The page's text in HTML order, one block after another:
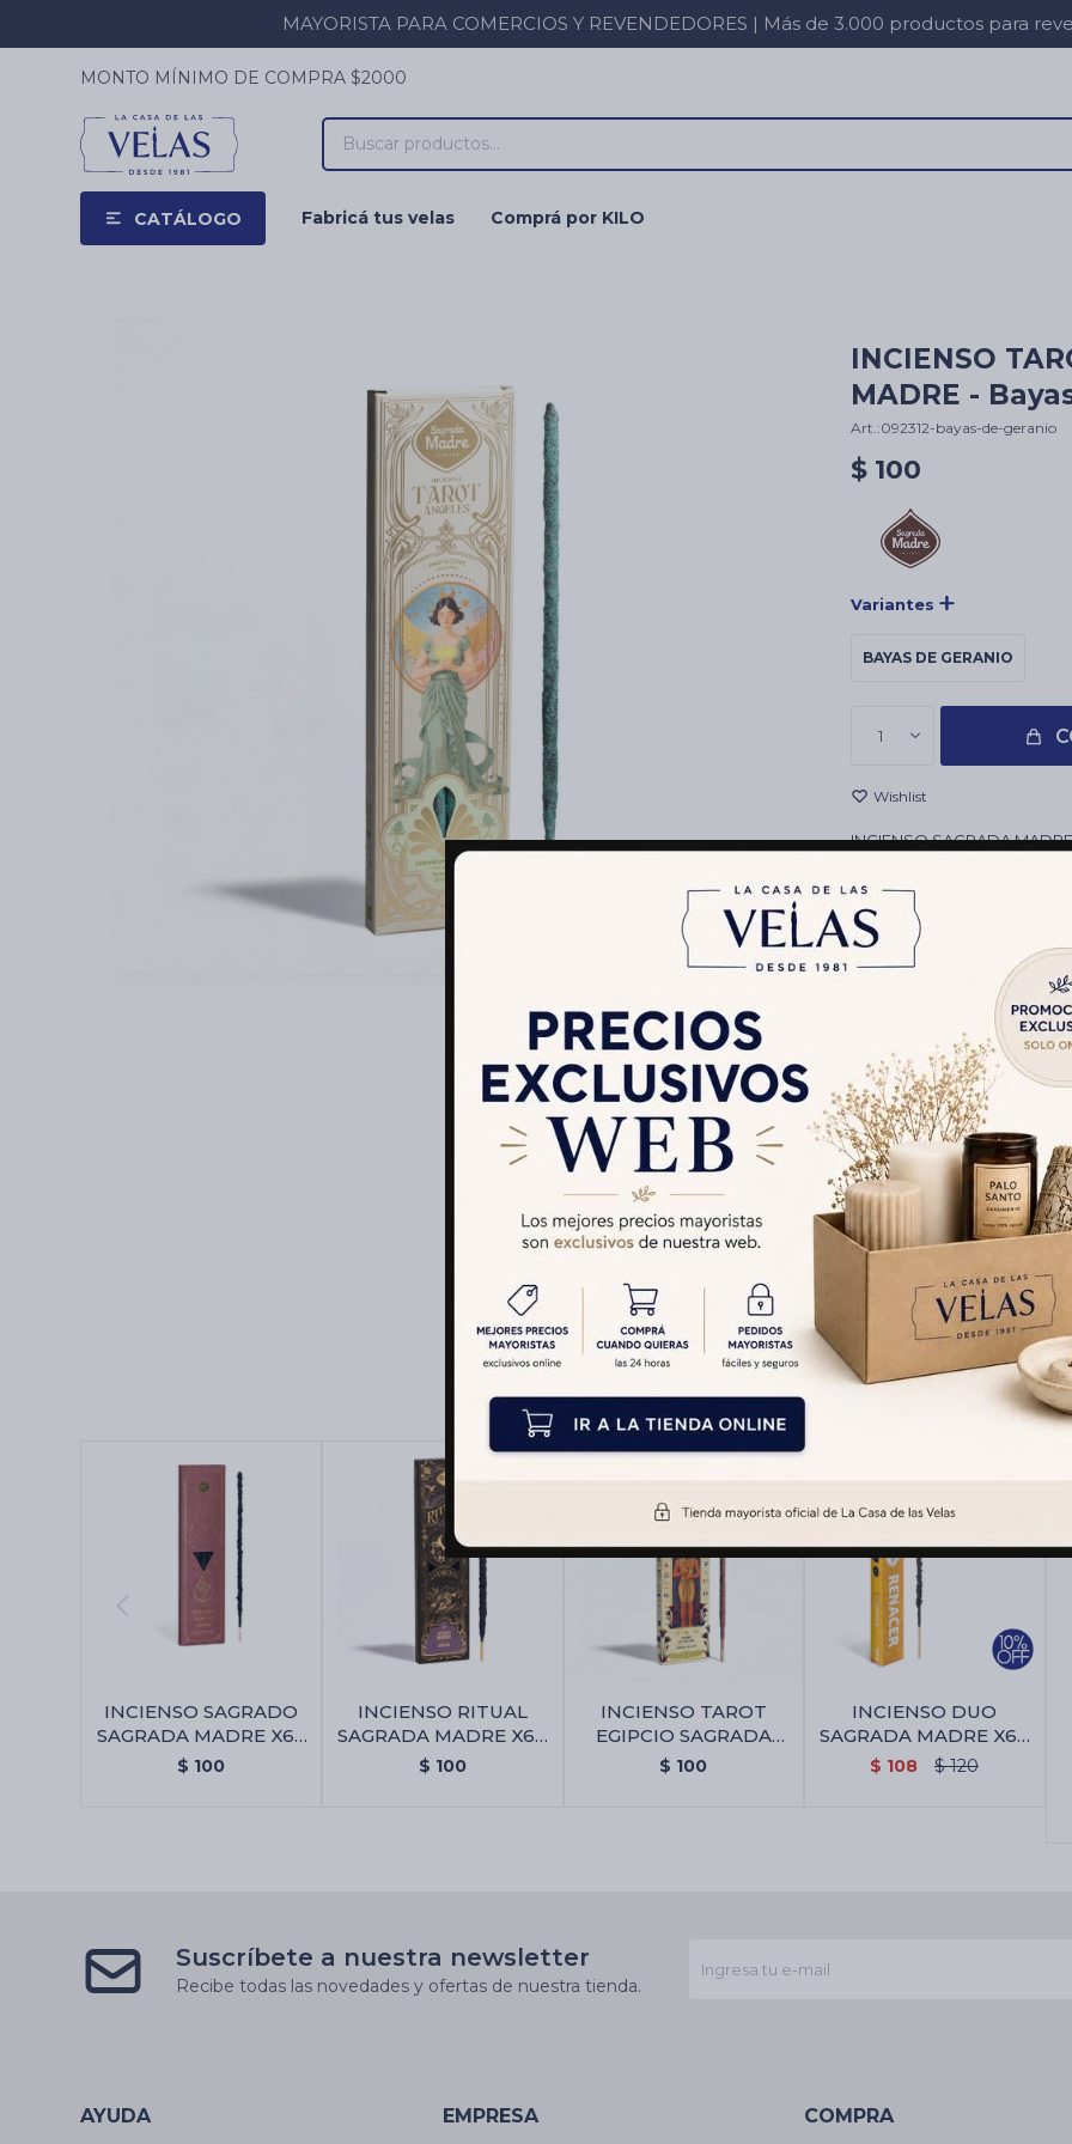
MAYORISTA PARA COMERCIOS Y REVENDEDORES | Más de 3.000 productos para
CATÁLOGO Fabricá tus velas Comprá por KILO
MONTO MÍNIMO DE COMPRA $2000
INCIENSO
MADRE -
092312-bayas-de-geranio
$ 100
Variantes
BAYAS DE GERANIO
1
INCIENSO SAGRADA
CONTIENE 6 VARITAS
Cambios y
Medios de pago
Productos que te pueden interesar
INCIENSO SAGRADO
SAGRADA MADRE X6 -
Amor Eterno
$ 100
INCIENSO RITUAL
SAGRADA MADRE X6 -
Abundancia
$ 100
INCIENSO TAROT
EGIPCIO SAGRADA
MADRE - Ambar De
$ 100
INCIENSO DUO
SAGRADA MADRE X6 -
7 Poderes/renacer
$ 108 $ 120
Suscríbete a nuestra newsletter
Recibe todas las novedades y ofertas de nuestra tienda.
AYUDA EMPRESA COMPRA